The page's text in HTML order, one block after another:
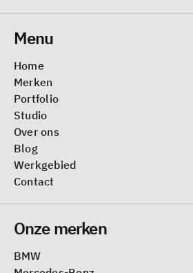
Menu
Home
Merken
Portfolio
Studio
Over ons
Blog
Werkgebied
Contact
Onze merken
BMW